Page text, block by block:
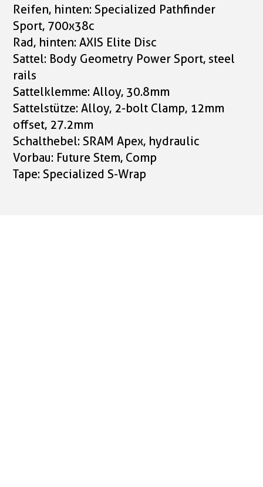
Reifen, hinten: Specialized Pathfinder
Sport, 700x38c
Rad, hinten: AXIS Elite Disc
Sattel: Body Geometry Power Sport, steel
rails
Sattelklemme: Alloy, 30.8mm
Sattelstütze: Alloy, 2-bolt Clamp, 12mm
offset, 27.2mm
Schalthebel: SRAM Apex, hydraulic
Vorbau: Future Stem, Comp
Tape: Specialized S-Wrap